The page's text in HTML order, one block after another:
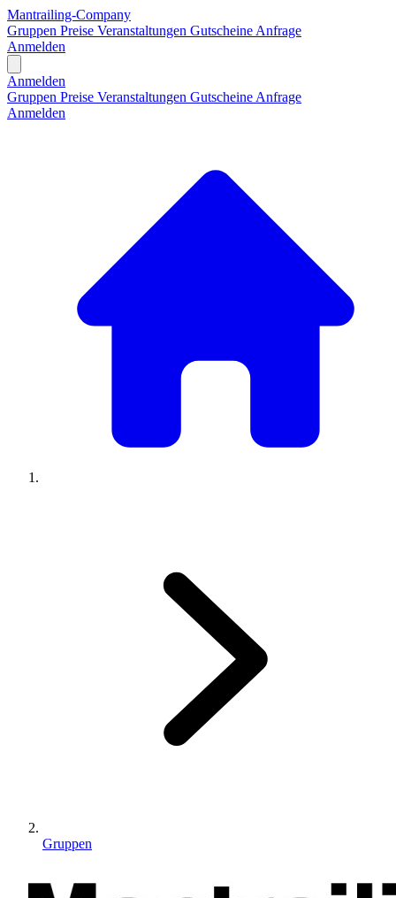
Mantrailing-Company
Gruppen Preise Veranstaltungen Gutscheine Anfrage
Anmelden
Anmelden
Gruppen Preise Veranstaltungen Gutscheine Anfrage
Anmelden
Gruppen